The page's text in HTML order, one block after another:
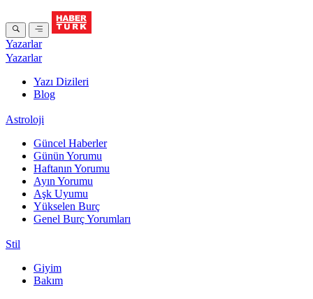
Yazarlar
Yazarlar
Yazı Dizileri
Blog
Astroloji
Güncel Haberler
Günün Yorumu
Haftanın Yorumu
Ayın Yorumu
Aşk Uyumu
Yükselen Burç
Genel Burç Yorumları
Stil
Giyim
Bakım